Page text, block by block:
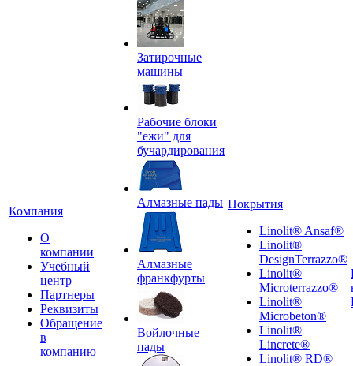
Компания
О
компании
Учебный
центр
Партнеры
Реквизиты
Обращение
в
компанию
Затирочные
машины
Рабочие блоки
"ежи" для
бучардирования
Алмазные пады
Алмазные
франкфурты
Войлочные
пады
Покрытия
Linolit® Ansaf®
Linolit®
DesignTerrazzo®
Linolit®
Microterrazzo®
Linolit®
Microbeton®
Linolit®
Lincrete®
Linolit® RD®